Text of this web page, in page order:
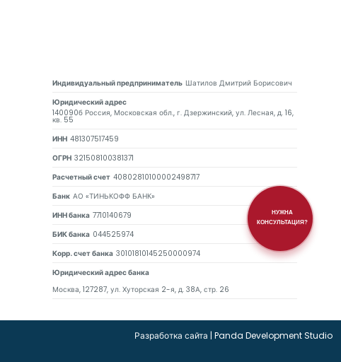
Индивидуальный предприниматель Шатилов Дмитрий Борисович
Юридический адрес
140090б Россия, Московская обл., г. Дзержинский, ул. Лесная, д. 16,
кв. 55
ИНН 481307517459
ОГРН 321508100381371
Расчетный счет 40802810100002498717
Банк АО «ТИНЬКОФФ БАНК»
ИНН банка 7710140679
БИК банка 044525974
Корр. счет банка 30101810145250000974
Юридический адрес банка
Москва, 127287, ул. Хуторская 2-я, д. 38А, стр. 26
НУЖНА
КОНСУЛЬТАЦИЯ?
Разработка сайта | Panda Development Studio